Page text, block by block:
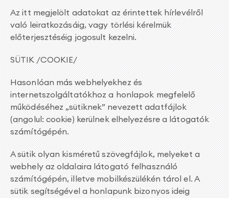
Az itt megjelölt adatokat az érintettek hírlevélről
való leiratkozásáig, vagy törlési kérelmük
előterjesztéséig jogosult kezelni.
SÜTIK /COOKIE/
Hasonlóan más webhelyekhez és
internetszolgáltatókhoz a honlapok megfelelő
működéséhez „sütiknek” nevezett adatfájlok
(angolul: cookie) kerülnek elhelyezésre a látogatók
számítógépén.
A sütik olyan kisméretű szövegfájlok, melyeket a
webhely az oldalaira látogató felhasználó
számítógépén, illetve mobilkészülékén tárol el. A
sütik segítségével a honlapunk bizonyos ideig